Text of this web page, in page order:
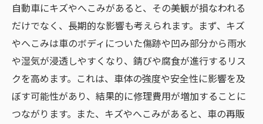
自動車にキズやへこみがあると、その美観が損なわれる
だけでなく、長期的な影響も考えられます。まず、キズ
やへこみは車のボディについた傷跡や凹み部分から雨水
や湿気が浸透しやすくなり、錆びや腐食が進行するリス
クを高めます。これは、車体の強度や安全性に影響を及
ぼす可能性があり、結果的に修理費用が増加することに
つながります。また、キズやへこみがあると、車の再販